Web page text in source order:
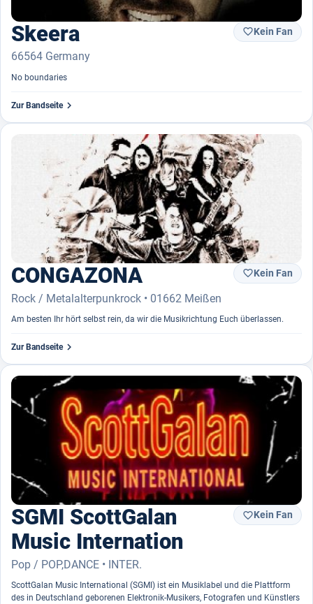
Skeera
66564 Germany
Kein Fan
No boundaries
Zur Bandseite
CONGAZONA
Rock / Metalalterpunkrock • 01662 Meißen
Kein Fan
Am besten Ihr hört selbst rein, da wir die Musikrichtung Euch überlassen.
Zur Bandseite
SGMI ScottGalan
Music Internation
Pop / POP,DANCE • INTER.
Kein Fan
ScottGalan Music International (SGMI) ist ein Musiklabel und die Plattform
des in Deutschland geborenen Elektronik-Musikers, Fotografen und Künstlers